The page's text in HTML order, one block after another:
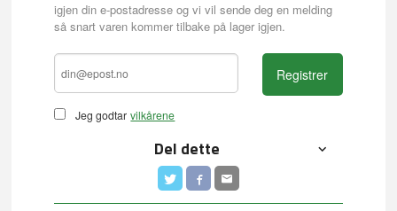
igjen din e-postadresse og vi vil sende deg en melding
så snart varen kommer tilbake på lager igjen.
Jeg godtar vilkårene
Registrer
Del dette